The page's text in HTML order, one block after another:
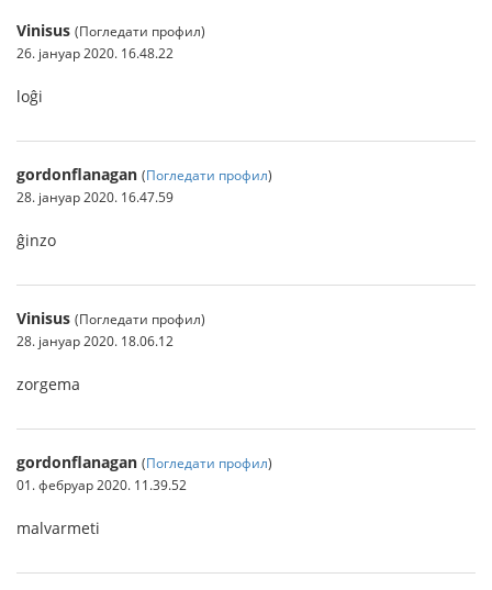
Vinisus (Погледати профил)
26. јануар 2020. 16.48.22
loĝi
gordonflanagan (Погледати профил)
28. јануар 2020. 16.47.59
ĝinzo
Vinisus (Погледати профил)
28. јануар 2020. 18.06.12
zorgema
gordonflanagan (Погледати профил)
01. фебруар 2020. 11.39.52
malvarmeti